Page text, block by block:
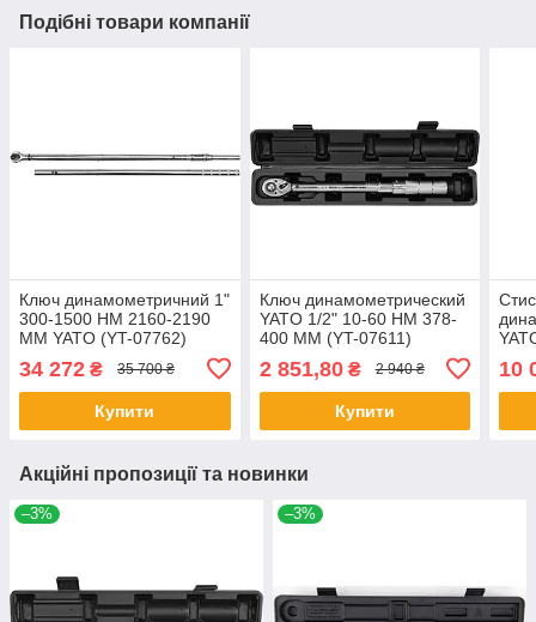
Подібні товари компанії
Ключ динамометричний 1"
300-1500 НМ 2160-2190
ММ YATO (YT-07762)
34 272 ₴ 35 700 ₴
Купити
Ключ динамометрический
YATO 1/2" 10-60 НМ 378-
400 ММ (YT-07611)
2 851,80₴ 2 940 ₴
Купити
10
Акційні пропозиції та новинки
–3% –3%